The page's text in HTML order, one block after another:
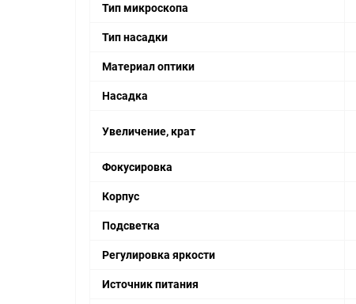
Тип микроскопа
Тип насадки
Материал оптики
Насадка
Увеличение, крат
Фокусировка
Корпус
Подсветка
Регулировка яркости
Источник питания